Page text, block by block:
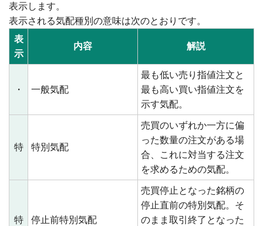
表示します。
表示される気配種別の意味は次のとおりです。
表
示
内容 解説
・ 一般気配
最も低い売り指値注文と
最も高い買い指値注文を
示す気配。
特 特別気配
売買のいずれか一方に偏
った数量の注文がある場
合、これに対当する注文
を求めるための気配。
特 停止前特別気配
売買停止となった銘柄の
停止直前の特別気配。そ
のまま取引終了となった